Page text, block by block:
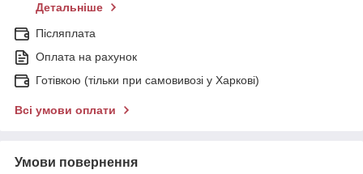
Детальніше
Післяплата
Оплата на рахунок
Готівкою (тільки при самовивозі у Харкові)
Всі умови оплати
Умови повернення